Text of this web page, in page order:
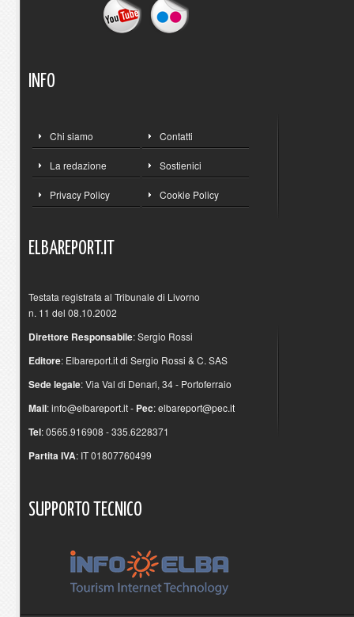
INFO
Chi siamo Contatti
La redazione Sostienici
Privacy Policy Cookie Policy
ELBAREPORT.IT
Testata registrata al Tribunale di Livorno
n. 11 del 08.10.2002
Direttore Responsabile: Sergio Rossi
Editore: Elbareport.it di Sergio Rossi & C. SAS
Sede legale: Via Val di Denari, 34 - Portoferraio
Mail:info@elbareport.it- Pec:elbareport@pec.it
Tel: 0565.916908 - 335.6228371
Partita IVA: IT 01807760499
SUPPORTO TECNICO